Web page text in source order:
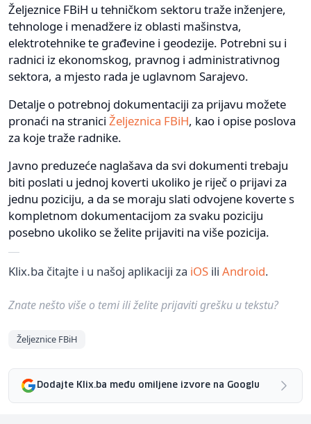
Željeznice FBiH u tehničkom sektoru traže inženjere,
tehnologe i menadžere iz oblasti mašinstva,
elektrotehnike te građevine i geodezije. Potrebni su i
radnici iz ekonomskog, pravnog i administrativnog
sektora, a mjesto rada je uglavnom Sarajevo.
Detalje o potrebnoj dokumentaciji za prijavu možete
pronaći na stranici Željeznica FBiH, kao i opise poslova
za koje traže radnike.
Javno preduzeće naglašava da svi dokumenti trebaju
biti poslati u jednoj koverti ukoliko je riječ o prijavi za
jednu poziciju, a da se moraju slati odvojene koverte s
kompletnom dokumentacijom za svaku poziciju
posebno ukoliko se želite prijaviti na više pozicija.
Klix.ba čitajte i u našoj aplikaciji za iOS ili Android.
Znate nešto više o temi ili želite prijaviti grešku u tekstu?
Željeznice FBiH
Dodajte Klix.ba među omiljene izvore na Googlu